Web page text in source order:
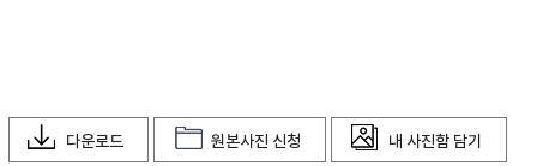
다운로드 원본사진 신청 내 사진함 담기